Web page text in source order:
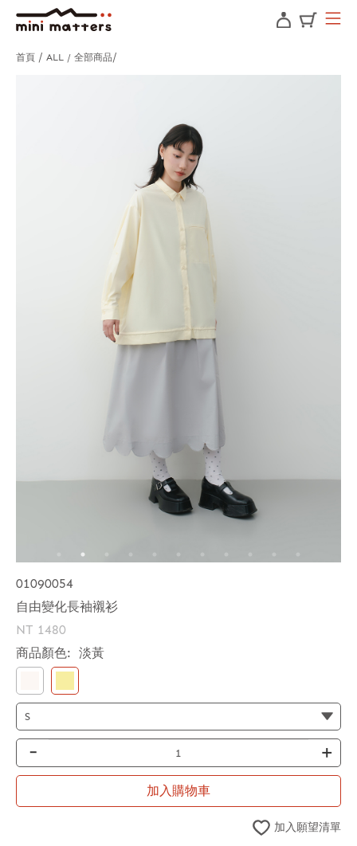
首頁 ALL / 全部商品
01090054
自由變化長袖襯衫
NT 1480
商品顏色: 淡黃
- +
加入購物車
加入願望清單